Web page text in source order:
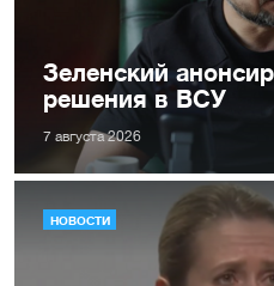
Зеленский
решения в ВСУ
7 августа 2026
НОВОСТИ